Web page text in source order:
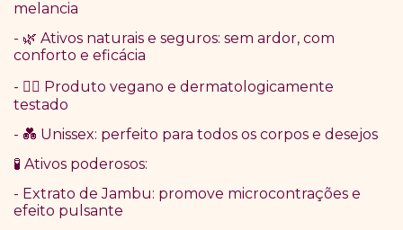
melancia
- 🌿 Ativos naturais e seguros: sem ardor, com
conforto e eficácia
- 🧘‍♀️ Produto vegano e dermatologicamente
testado
- 💑 Unissex: perfeito para todos os corpos e desejos
🧪 Ativos poderosos:
- Extrato de Jambu: promove microcontrações e
efeito pulsante